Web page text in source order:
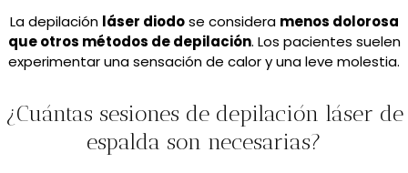
La depilación láser diodose considera menos dolorosa
que otros métodos de depilación. Los pacientes suelen
experimentar una sensación de calor y una leve molestia.
¿Cuántas sesiones de depilación láser de
espalda son necesarias?